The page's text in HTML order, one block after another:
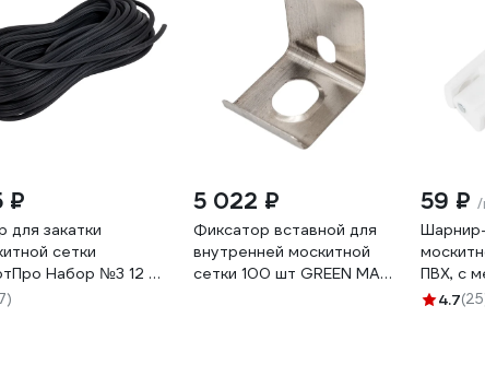
₽
для закатки
сетки
Набор №3 12 м
5 022 ₽
Фиксатор вставной для
внутренней москитной
сетки 100 шт GREEN MAX
59 ₽
ПВХ, с
4.7